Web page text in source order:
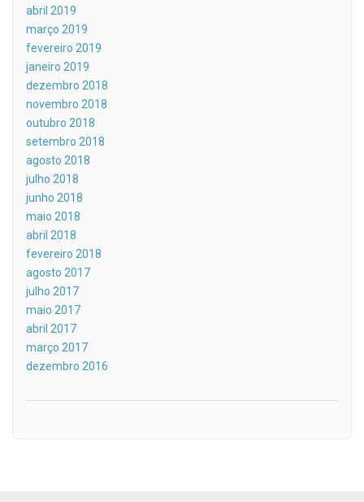
abril 2019
março 2019
fevereiro 2019
janeiro 2019
dezembro 2018
novembro 2018
outubro 2018
setembro 2018
agosto 2018
julho 2018
junho 2018
maio 2018
abril 2018
fevereiro 2018
agosto 2017
julho 2017
maio 2017
abril 2017
março 2017
dezembro 2016